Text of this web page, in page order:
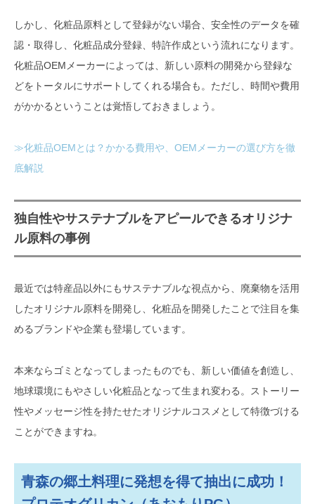
しかし、化粧品原料として登録がない場合、安全性のデータを確
認・取得し、化粧品成分登録、特許作成という流れになります。
化粧品OEMメーカーによっては、新しい原料の開発から登録な
どをトータルにサポートしてくれる場合も。ただし、時間や費用
がかかるということは覚悟しておきましょう。
≫化粧品OEMとは？かかる費用や、OEMメーカーの選び方を徹
底解説
独自性やサステナブルをアピールできるオリジナ
ル原料の事例
最近では特産品以外にもサステナブルな視点から、廃棄物を活用
したオリジナル原料を開発し、化粧品を開発したことで注目を集
めるブランドや企業も登場しています。
本来ならゴミとなってしまったものでも、新しい価値を創造し、
地球環境にもやさしい化粧品となって生まれ変わる。ストーリー
性やメッセージ性を持たせたオリジナルコスメとして特徴づける
ことができますね。
青森の郷土料理に発想を得て抽出に成功！